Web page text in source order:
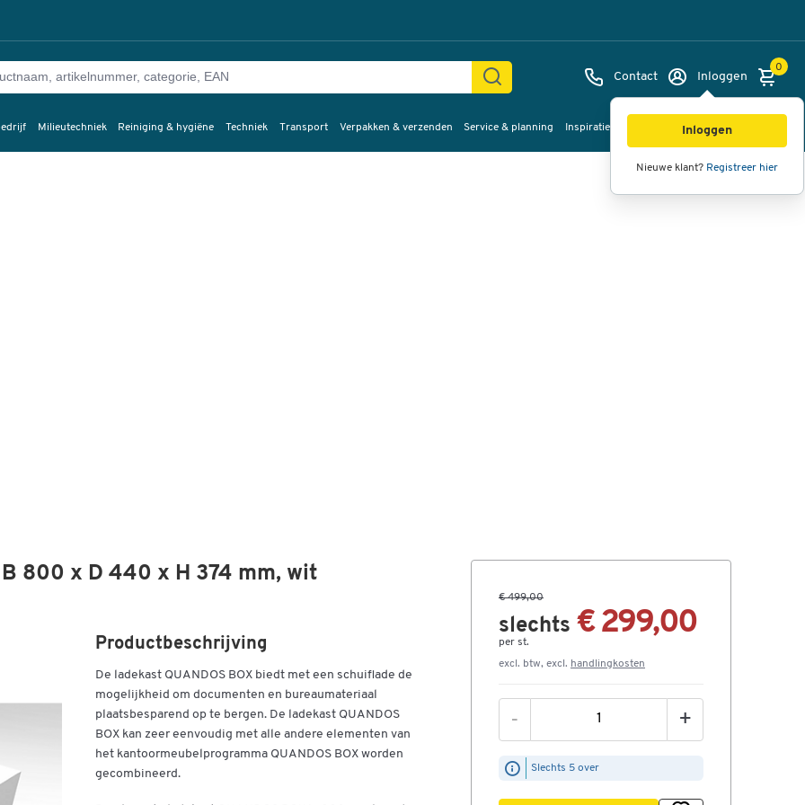
Contact Inloggen
Inloggen
Nieuwe klant? Registreer hier
0
Milieutechniek Reiniging & hygiëne Techniek Transport Verpakken & verzenden Service & planning Inspiratie
B 800 x D 440 x H 374 mm, wit
Productbeschrijving
De ladekast QUANDOS BOX biedt met een schuiflade de
mogelijkheid om documenten en bureaumateriaal
plaatsbesparend op te bergen. De ladekast QUANDOS
BOX kan zeer eenvoudig met alle andere elementen van
het kantoormeubelprogramma QUANDOS BOX worden
gecombineerd.
€ 499,00
slechts € 299,00
per st.
excl. btw, excl. handlingkosten
- +
Slechts 5 over
Afbeeldingen Video's
360°
weergave